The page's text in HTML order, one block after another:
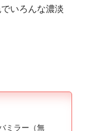
いろんな濃淡
ミラー（無